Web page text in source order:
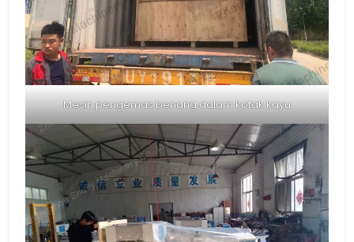
Mesin pengemas benang dalam kotak kayu